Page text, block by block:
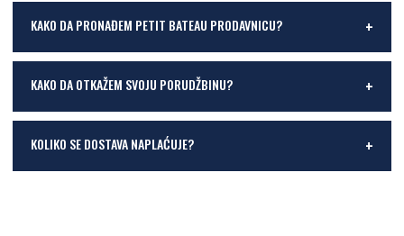
KAKO DA PRONAĐEM PETIT BATEAU PRODAVNICU?
KAKO DA OTKAŽEM SVOJU PORUDŽBINU?
KOLIKO SE DOSTAVA NAPLAĆUJE?